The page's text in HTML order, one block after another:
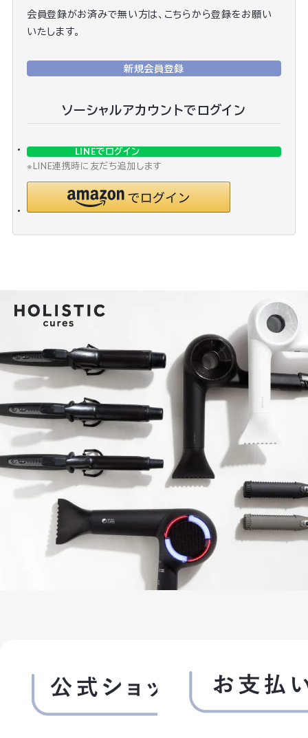
会員登録がお済みで無い方は、こちらから登録をお願い
いたします。
新規会員登録
ソーシャルアカウントでログイン
LINEでログイン
※LINE連携時に友だち追加します